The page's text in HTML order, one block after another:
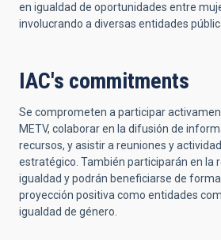
en igualdad de oportunidades entre
involucrando a diversas entidades
IAC's commitments
Se comprometen a participar
METV, colaborar en la difusión de
recursos, y asistir a reuniones y
estratégico. También participarán en la
igualdad y podrán beneficiarse de
proyección positiva como entidades
igualdad de género.